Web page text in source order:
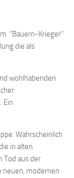
“Bauern-Krieger”
die als
wohlhabenden
Ein
Wahrscheinlich
in alten
Tod aus der
neuen, modernen